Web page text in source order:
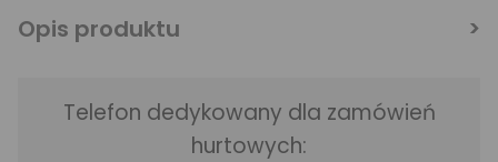
Opis produktu
Telefon dedykowany dla zamówień
hurtowych: